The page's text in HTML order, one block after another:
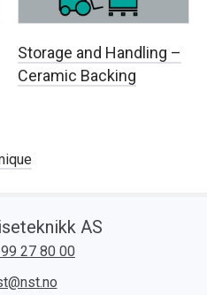
Storage and Handling –
Ceramic Backing
AS
27 80 00